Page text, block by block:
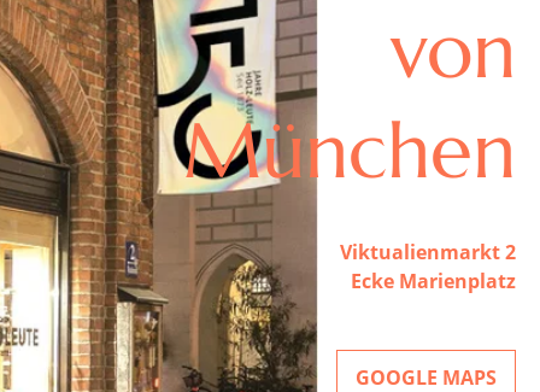
von
München
Viktualienmarkt 2
Ecke Marienplatz
GOOGLE MAPS